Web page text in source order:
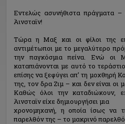
Εντελώς ασυνήθιστα πράγματα
Άινσταϊν!
Τώρα η Μαξ και οι φίλοι της
αντιμέτωποι με το μεγαλύτερο
την παγκόσμια πείνα. Ενώ οι
καταπιάνονται με αυτό το
επίσης να ξεφύγει απ’ τη μοχθηρή
της, τον δρα Ζιμ – και δεν είναι
Καθώς όλοι την καταδιώκουν,
Άινσταϊν είχε δημιουργήσει μια
χρονομηχανή, η οποία ίσως να
παρελθόν της – το μακρινό